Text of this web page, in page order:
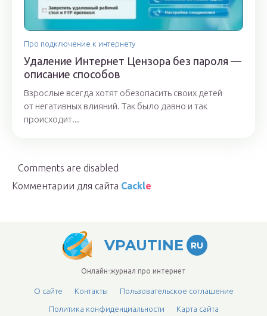
Про подключение к интернету
Удаление Интернет Цензора без пароля —
описание способов
Взрослые всегда хотят обезопасить своих детей
от негативных влияний. Так было давно и так
происходит...
Comments are disabled
Комментарии для сайта Cackle
VPAUTINE RU
Онлайн-журнал про интернет
О сайте Контакты Пользовательское соглашение
Политика конфиденциальности Карта сайта